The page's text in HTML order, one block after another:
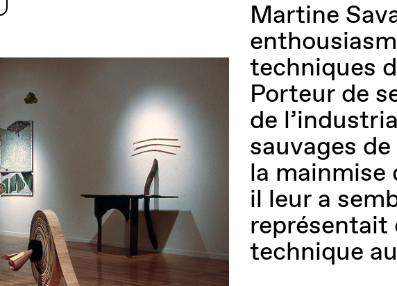
Martine
techniques
Porteur de
de
sauvages
la mainmise
il leur a
représentait
technique